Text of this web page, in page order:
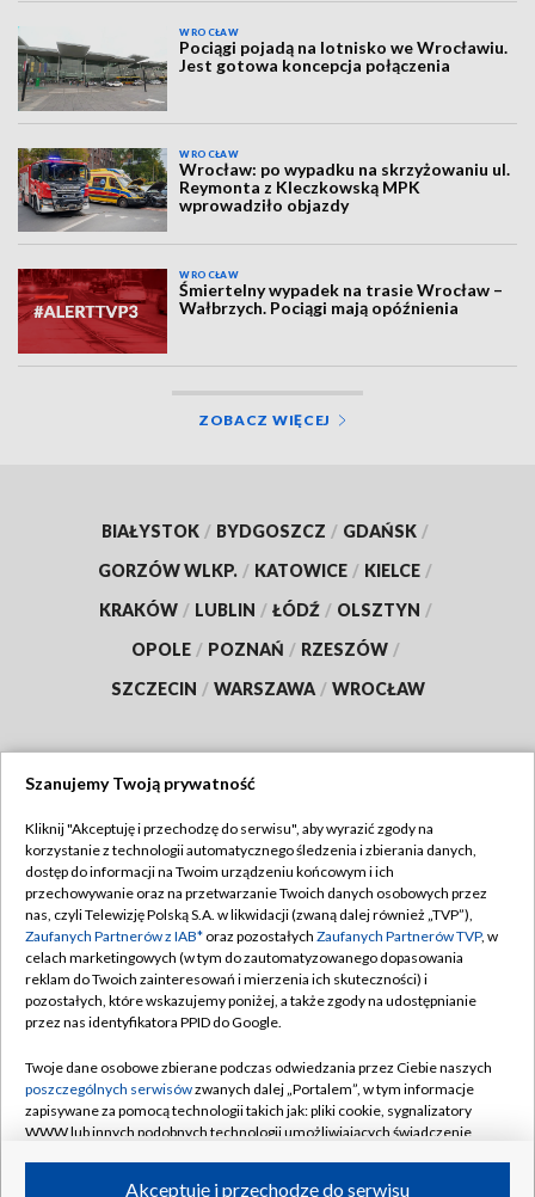
WROCŁAW
Pociągi pojadą na lotnisko we Wrocławiu.
Jest gotowa koncepcja połączenia
WROCŁAW
Wrocław: po wypadku na skrzyżowaniu ul.
Reymonta z Kleczkowską MPK
wprowadziło objazdy
WROCŁAW
Śmiertelny wypadek na trasie Wrocław –
Wałbrzych. Pociągi mają opóźnienia
ZOBACZ WIĘCEJ
BIAŁYSTOK / BYDGOSZCZ / GDAŃSK /
GORZÓW WLKP. / KATOWICE / KIELCE /
KRAKÓW / LUBLIN / ŁÓDŹ / OLSZTYN /
OPOLE / POZNAŃ / RZESZÓW /
SZCZECIN / WARSZAWA / WROCŁAW
TVP
Abonament TVP
Emisja w TVP
Centrum informacji TVP
Naziemna Telewizja Cyfrowa
Rada Programowa
System NOS
Informacje o nadawcy
Regulamin TVP
Polityka prywatności
Moje zgody
Pomoc
Kontakt
Kanały
Szanujemy Twoją prywatność
Kliknij "Akceptuję i przechodzę do serwisu", aby wyrazić zgody na
korzystanie z technologii automatycznego śledzenia i zbierania danych,
dostęp do informacji na Twoim urządzeniu końcowym i ich
przechowywanie oraz na przetwarzanie Twoich danych osobowych przez
nas, czyli Telewizję Polską S.A. w likwidacji (zwaną dalej również „TVP”),
Zaufanych Partnerów z IAB* oraz pozostałych Zaufanych Partnerów TVP, w
celach marketingowych (w tym do zautomatyzowanego dopasowania
reklam do Twoich zainteresowań i mierzenia ich skuteczności) i
pozostałych, które wskazujemy poniżej, a także zgody na udostępnianie
przez nas identyfikatora PPID do Google.
Twoje dane osobowe zbierane podczas odwiedzania przez Ciebie naszych
poszczególnych serwisówzwanych dalej „Portalem”, w tym informacje
zapisywane za pomocą technologii takich jak: pliki cookie, sygnalizatory
WWW lub innych podobnych technologii umożliwiających świadczenie
Akceptuję i przechodzę do serwisu